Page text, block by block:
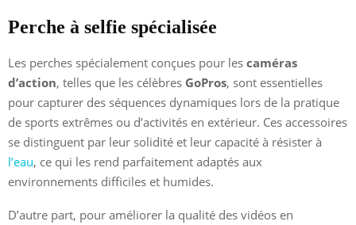
Perche à selfie spécialisée
Les perches spécialement conçues pour les caméras
d’action, telles que les célèbres GoPros, sont essentielles
pour capturer des séquences dynamiques lors de la pratique
de sports extrêmes ou d’activités en extérieur. Ces accessoires
se distinguent par leur solidité et leur capacité à résister à
l’eau, ce qui les rend parfaitement adaptés aux
environnements difficiles et humides.
D’autre part, pour améliorer la qualité des vidéos en